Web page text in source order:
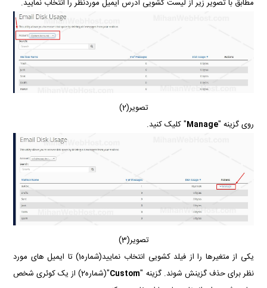
مطابق با تصویر زیر از لیست کشویی آدرس ایمیل موردنظر را انتخاب نمایید.
تصویر(2)
روی گزینه "Manage" کلیک کنید.
تصویر(3)
یکی از متغیرها را از فیلد کشویی انتخاب نمایید(شماره1) تا ایمیل های مورد
نظر برای حذف گزینش شوند. گزینه "Custom
"(شماره2) از یک کوئری شخص